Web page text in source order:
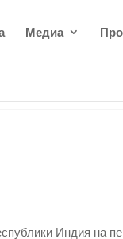
Медиа
Индия на